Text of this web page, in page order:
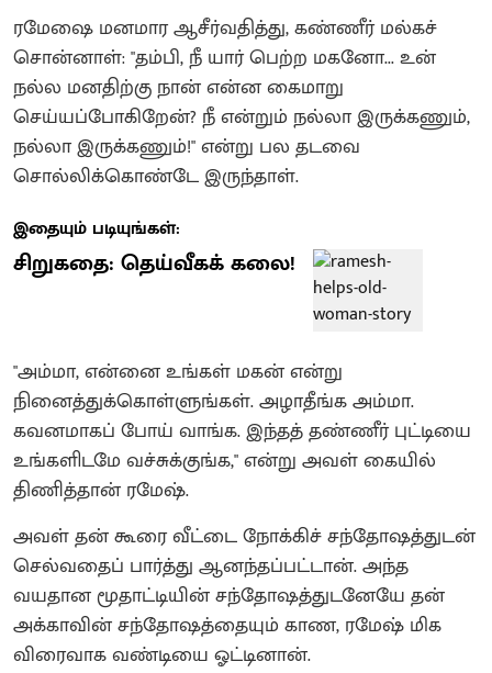
ரமேஷை மனமார ஆசீர்வதித்து, கண்ணீர் மல்கச்
சொன்னாள்: "தம்பி, நீ யார் பெற்ற மகனோ... உன்
நல்ல மனதிற்கு நான் என்ன கைமாறு
செய்யப்போகிறேன்? நீ என்றும் நல்லா இருக்கணும்,
நல்லா இருக்கணும்!" என்று பல தடவை
சொல்லிக்கொண்டே இருந்தாள்.
இதையும் படியுங்கள்:
சிறுகதை: தெய்வீகக் கலை!
"அம்மா, என்னை உங்கள் மகன் என்று
நினைத்துக்கொள்ளுங்கள். அழாதீங்க அம்மா.
கவனமாகப் போய் வாங்க. இந்தத் தண்ணீர் புட்டியை
உங்களிடமே வச்சுக்குங்க," என்று அவள் கையில்
திணித்தான் ரமேஷ்.
அவள் தன் கூரை வீட்டை நோக்கிச் சந்தோஷத்துடன்
செல்வதைப் பார்த்து ஆனந்தப்பட்டான். அந்த
வயதான மூதாட்டியின் சந்தோஷத்துடனேயே தன்
அக்காவின் சந்தோஷத்தையும் காண, ரமேஷ் மிக
விரைவாக வண்டியை ஓட்டினான்.